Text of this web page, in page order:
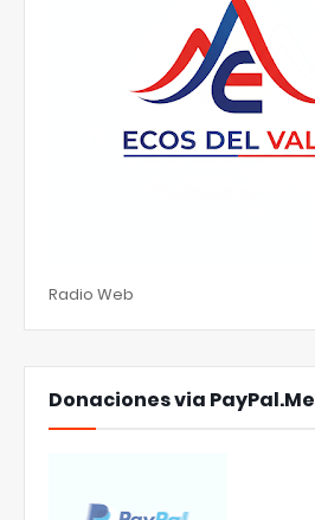
Radio Web
Donaciones via PayPal.Me